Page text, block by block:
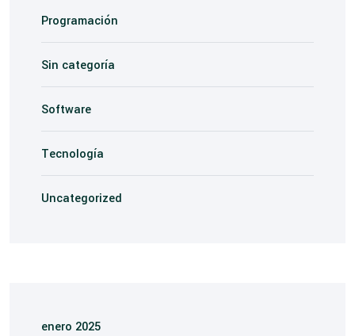
Programación
Sin categoría
Software
Tecnología
Uncategorized
enero 2025